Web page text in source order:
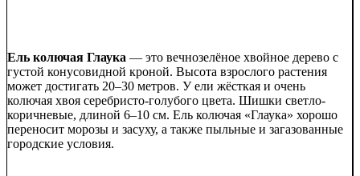
Ель колючая Глаука — это вечнозелёное хвойное дерево с
густой конусовидной кроной. Высота взрослого растения
может достигать 20–30 метров. У ели жёсткая и очень
колючая хвоя серебристо-голубого цвета. Шишки светло-
коричневые, длиной 6–10 см. Ель колючая «Глаука» хорошо
переносит морозы и засуху, а также пыльные и загазованные
городские условия.